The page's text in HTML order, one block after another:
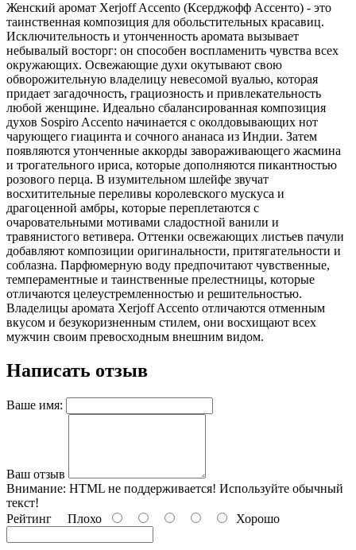
Женский аромат Xerjoff Accento (Ксерджофф Ассенто) - это
таинственная композиция для обольстительных красавиц.
Исключительность и утонченность аромата вызывает
небывалый восторг: он способен воспламенить чувства всех
окружающих. Освежающие духи окутывают свою
обворожительную владелицу невесомой вуалью, которая
придает загадочность, грациозность и привлекательность
любой женщине. Идеально сбалансированная композиция
духов Sospiro Accento начинается с околдовывающих нот
чарующего гиацинта и сочного ананаса из Индии. Затем
появляются утонченные аккорды завораживающего жасмина
и трогательного ириса, которые дополняются пикантностью
розового перца. В изумительном шлейфе звучат
восхитительные переливы королевского мускуса и
драгоценной амбры, которые переплетаются с
очаровательными мотивами сладостной ванили и
травянистого ветивера. Оттенки освежающих листьев пачули
добавляют композиции оригинальности, притягательности и
соблазна. Парфюмерную воду предпочитают чувственные,
темпераментные и таинственные прелестницы, которые
отличаются целеустремленностью и решительностью.
Владелицы аромата Xerjoff Accento отличаются отменным
вкусом и безукоризненным стилем, они восхищают всех
мужчин своим превосходным внешним видом.
Написать отзыв
Ваше имя:
Ваш отзыв
Внимание: HTML не поддерживается! Используйте обычный
текст!
Рейтинг Плохо Хорошо